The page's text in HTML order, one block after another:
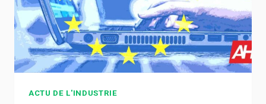
POSSIBLES
»
CONTRE
HUAWEI
ACTU DE L'INDUSTRIE